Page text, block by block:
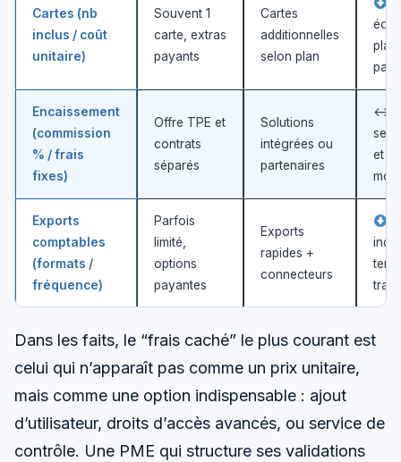
Cartes (nb
inclus / coût
unitaire)
Souvent 1
carte, extras
payants
Cartes
additionnelles
selon plan
Encaissement
(commission
% / frais
fixes)
Offre TPE et
contrats
séparés
Solutions
intégrées ou
partenaires
↔️
et
Exports
comptables
(formats /
fréquence)
Parfois
limité,
options
payantes
Exports
rapides +
connecteurs
Dans les faits, le “frais caché” le plus courant est
celui qui n’apparaît pas comme un prix unitaire,
mais comme une option indispensable : ajout
d’utilisateur, droits d’accès avancés, ou service de
contrôle. Une PME qui structure ses validations